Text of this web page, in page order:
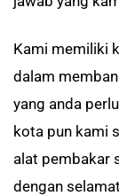
Kami memiliki
dalam
yang anda
kota pun kami
alat pembakar
dengan